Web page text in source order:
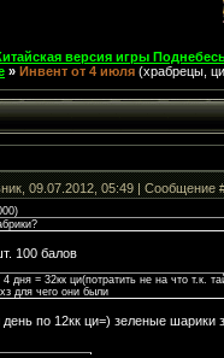
версия игры
» Инвент от 4 июля (храбрецы,
09.07.2012, 05:49 | Сообщение
)
100 балов
дня = 32кк ци(потратить не на что т.к.
для чего они были
по 12кк ци=) зеленые шарики